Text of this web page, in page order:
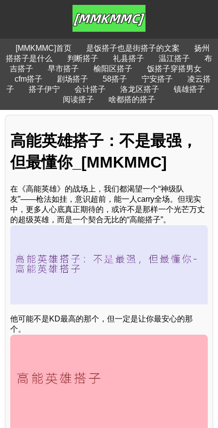
[MMKMMC]首页 是饭搭子也是街搭子的文案
扬州
搭搭子是什么
判断搭子 礼县搭子 温江搭子
布
吉搭子
早市搭子 榆阳区搭子
饭搭子穿搭男女
cfm搭子
剧场搭子 58搭子 宁安搭子
凌云搭
子
搭子伊宁 会计搭子 洛龙区搭子
镇雄搭子
阅读搭子
啥都搭的搭子
高能英雄搭子：不是最强，
但最懂你_[MMKMMC]
在《高能英雄》的战场上，我们都渴望一个“神级队
友”——枪法如挂，意识超前，能一人carry全场。但现实
中，更多人心底真正期待的，或许不是那样一个光芒万丈
的超级英雄，而是一个契合无比的“高能搭子”。
他可能不是KD最高的那个，但一定是让你最安心的那
个。